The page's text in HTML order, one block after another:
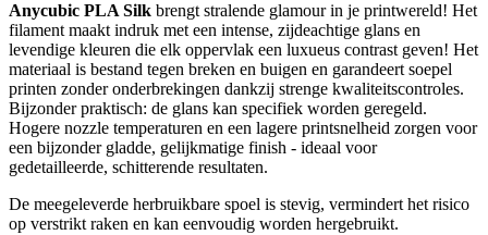
Anycubic PLA Silk brengt stralende glamour in je printwereld! Het
filament maakt indruk met een intense, zijdeachtige glans en
levendige kleuren die elk oppervlak een luxueus contrast geven! Het
materiaal is bestand tegen breken en buigen en garandeert soepel
printen zonder onderbrekingen dankzij strenge kwaliteitscontroles.
Bijzonder praktisch: de glans kan specifiek worden geregeld.
Hogere nozzle temperaturen en een lagere printsnelheid zorgen voor
een bijzonder gladde, gelijkmatige finish - ideaal voor
gedetailleerde, schitterende resultaten.
De meegeleverde herbruikbare spoel is stevig, vermindert het risico
op verstrikt raken en kan eenvoudig worden hergebruikt.